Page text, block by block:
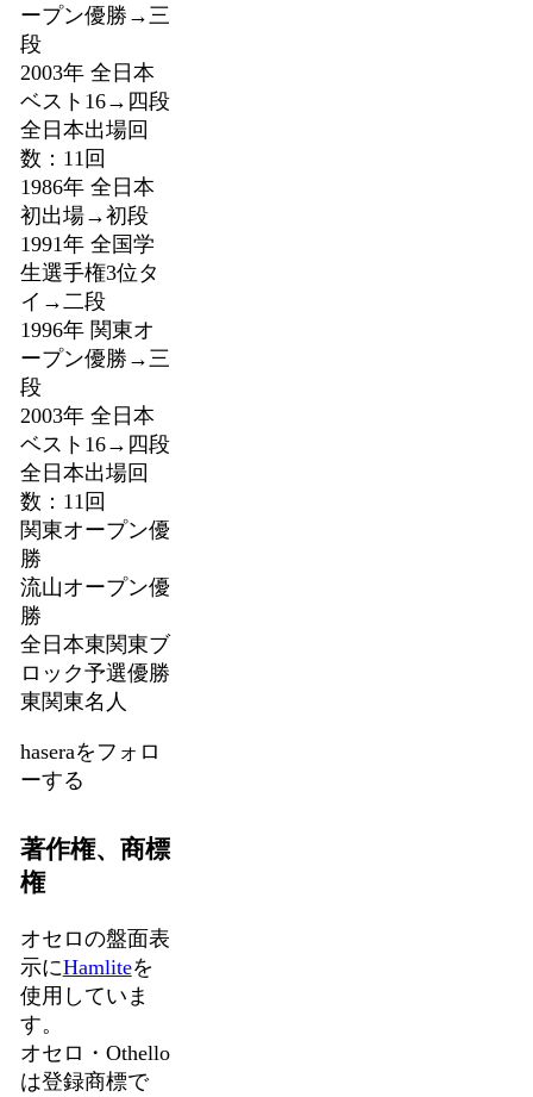
ープン優勝→三
段
2003年 全日本
ベスト16→四段
全日本出場回
数：11回
1986年 全日本
初出場→初段
1991年 全国学
生選手権3位タ
イ→二段
1996年 関東オ
ープン優勝→三
段
2003年 全日本
ベスト16→四段
全日本出場回
数：11回
関東オープン優
勝
流山オープン優
勝
全日本東関東ブ
ロック予選優勝
東関東名人
haseraをフォロ
ーする
著作権、商標
権
オセロの盤面表
示にHamliteを
使用していま
す。
オセロ・Othello
は登録商標で